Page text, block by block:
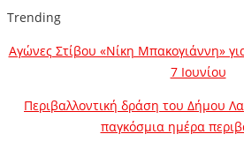
Trending
Αγώνες Στίβου «Νίκη Μπακογιάννη»
7 Ιουνίου
Περιβαλλοντική δράση του Δήμου
παγκόσμια ημέρα